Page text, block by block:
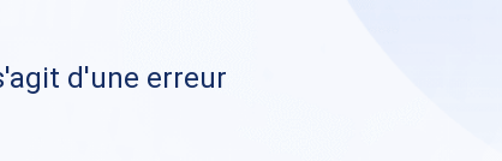
d'une erreur